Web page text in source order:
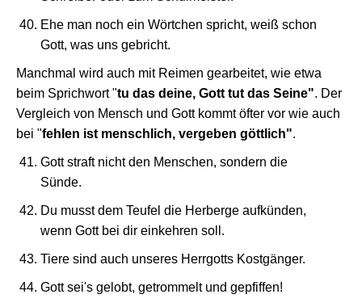
Ehe man noch ein Wörtchen spricht, weiß schon
Gott, was uns gebricht.
Manchmal wird auch mit Reimen gearbeitet, wie etwa
beim Sprichwort "tu das deine, Gott tut das Seine". Der
Vergleich von Mensch und Gott kommt öfter vor wie auch
bei "fehlen ist menschlich, vergeben göttlich".
Gott straft nicht den Menschen, sondern die
Sünde.
Du musst dem Teufel die Herberge aufkünden,
wenn Gott bei dir einkehren soll.
Tiere sind auch unseres Herrgotts Kostgänger.
Gott sei's gelobt, getrommelt und gepfiffen!